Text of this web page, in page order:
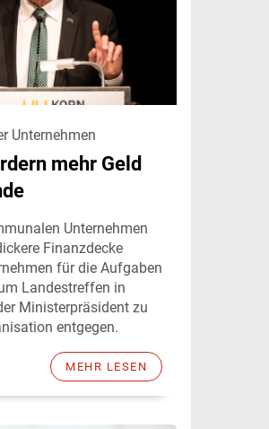
Unternehmen
mehr Geld
Unternehmen
Finanzdecke
für die Aufgaben
Landestreffen in
Ministerpräsident zu
entgegen.
MEHR LESEN